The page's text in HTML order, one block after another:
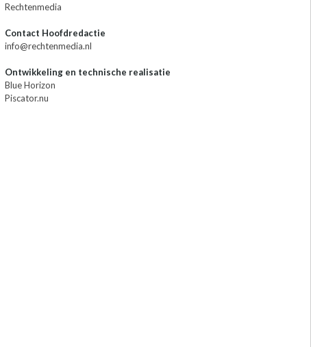
Rechtenmedia
Contact Hoofdredactie
info@rechtenmedia.nl
Ontwikkeling en technische realisatie
Blue Horizon
Piscator.nu